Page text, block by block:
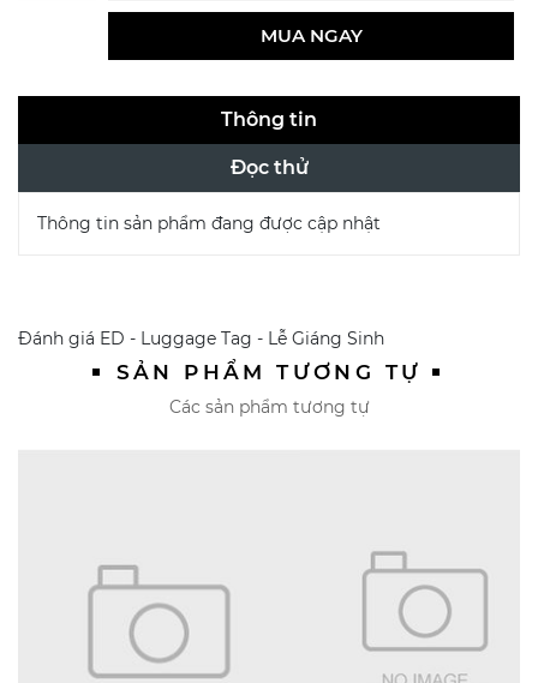
MUA NGAY
Thông tin
Đọc thử
Thông tin sản phẩm đang được cập nhật
Đánh giá ED - Luggage Tag - Lễ Giáng Sinh
SẢN PHẨM TƯƠNG TỰ
Các sản phẩm tương tự